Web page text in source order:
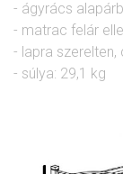
- ágyrács
- matrac felár
- lapra
- súlya: 29,1 kg